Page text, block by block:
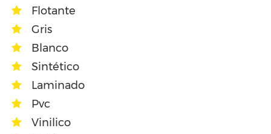
Flotante
Gris
Blanco
Sintético
Laminado
Pvc
Vinilico